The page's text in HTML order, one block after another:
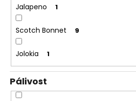
Jalapeno 1
Scotch Bonnet 9
Jolokia 1
Pálivost